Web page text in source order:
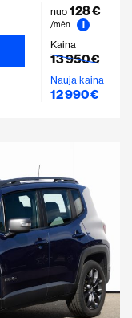
nuo 128 €
/mėn
i
Kaina
13 950 €
Nauja kaina
12 990 €